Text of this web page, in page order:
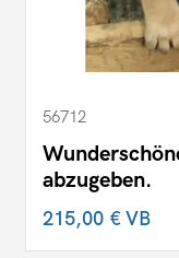
56712
abzugeben.
215,00 €VB